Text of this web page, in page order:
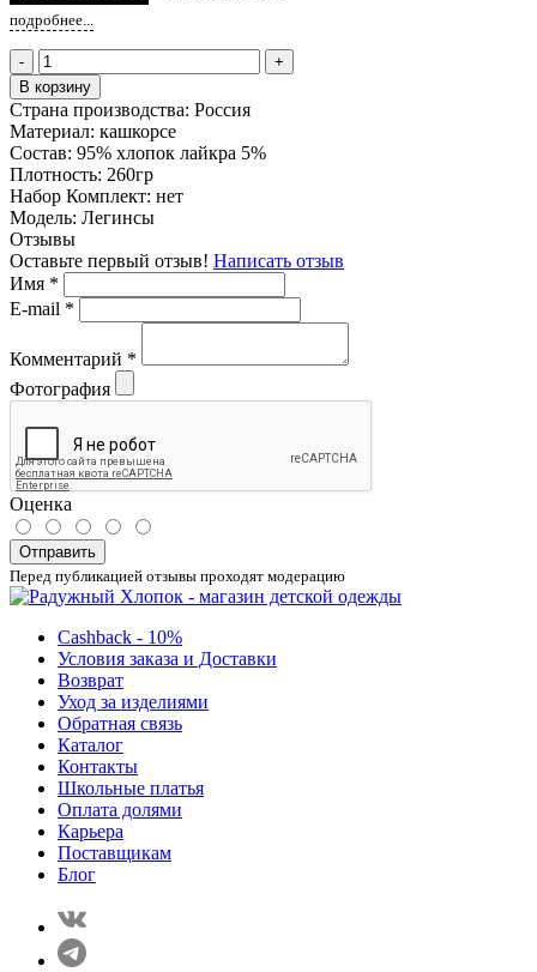
подробнее...
-
+
В корзину
Страна производства: Россия
Материал: кашкорсе
Состав: 95% хлопок лайкра 5%
Плотность: 260гр
Набор Комплект: нет
Модель: Легинсы
Отзывы
Оставьте первый отзыв! Написать отзыв
Имя *
E-mail *
Комментарий *
Фотография
Оценка
Отправить
Перед публикацией отзывы проходят модерацию
Cashback - 10%
Условия заказа и Доставки
Возврат
Уход за изделиями
Обратная связь
Каталог
Контакты
Школьные платья
Оплата долями
Карьера
Поставщикам
Блог